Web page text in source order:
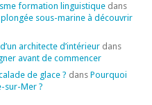
formation linguistique dans
sous-marine à découvrir
architecte d’intérieur dans
avant de commencer
de glace ? dans Pourquoi
sur-Mer ?